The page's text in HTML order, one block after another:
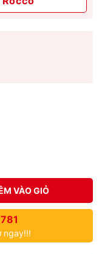
VÀO GIỎ
ngay!!!